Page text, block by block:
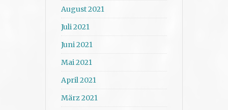
August 2021
Juli 2021
Juni 2021
Mai 2021
April 2021
März 2021